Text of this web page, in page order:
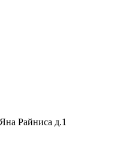
Райниса д.1